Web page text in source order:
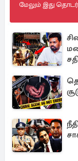
மேலும் இது